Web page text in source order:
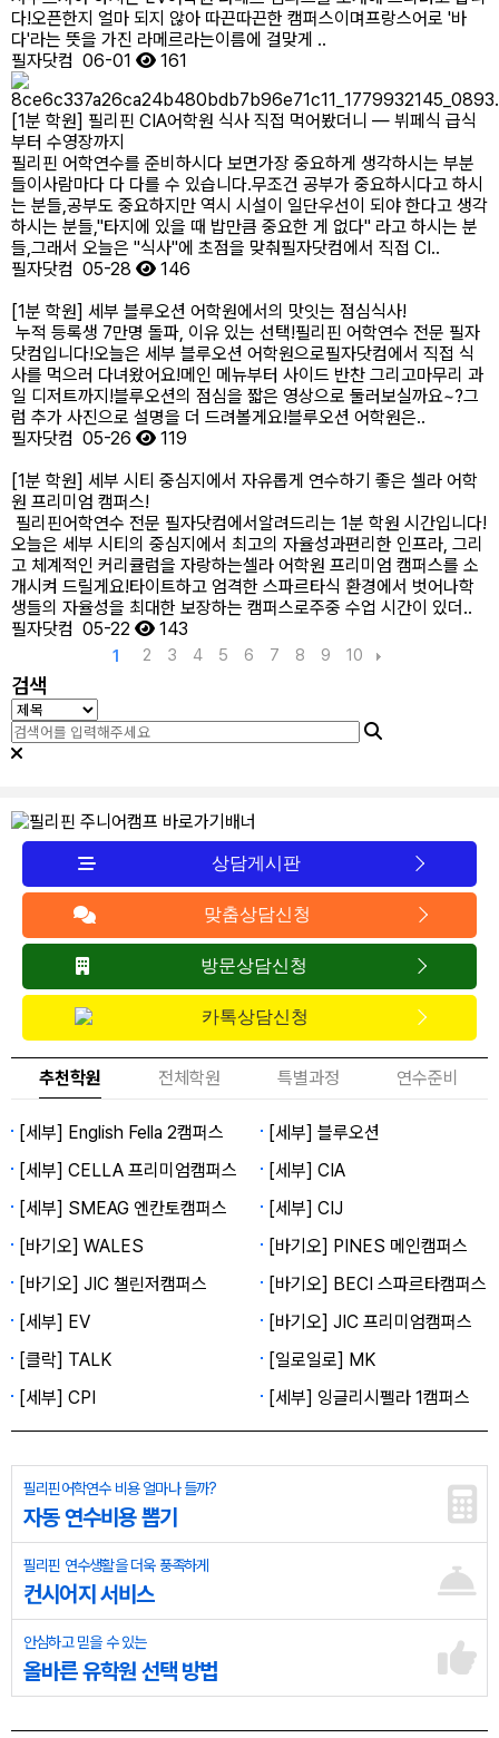
다!오픈한지 얼마 되지 않아 따끈따끈한 캠퍼스이며프랑스어로 '바
다'라는 뜻을 가진 라메르라는이름에 걸맞게 ..
필자닷컴 06-01 161
[1분 학원] 필리핀 CIA어학원 식사 직접 먹어봤더니 — 뷔페식 급식
부터 수영장까지
필리핀 어학연수를 준비하시다 보면가장 중요하게 생각하시는 부분
들이사람마다 다 다를 수 있습니다.무조건 공부가 중요하시다고 하시
는 분들,공부도 중요하지만 역시 시설이 일단우선이 되야 한다고 생각
하시는 분들,"타지에 있을 때 밥만큼 중요한 게 없다" 라고 하시는 분
들,그래서 오늘은 "식사"에 초점을 맞춰필자닷컴에서 직접 CI..
필자닷컴 05-28
146
[1분 학원] 세부 블루오션 어학원에서의 맛잇는 점심식사!
누적 등록생 7만명 돌파, 이유 있는 선택!필리핀 어학연수 전문 필자
닷컴입니다!오늘은 세부 블루오션 어학원으로필자닷컴에서 직접 식
사를 먹으러 다녀왔어요!메인 메뉴부터 사이드 반찬 그리고마무리 과
일 디저트까지!블루오션의 점심을 짧은 영상으로 둘러보실까요~?그
럼 추가 사진으로 설명을 더 드려볼게요!블루오션 어학원은..
필자닷컴 05-26
119
[1분 학원] 세부 시티 중심지에서 자유롭게 연수하기 좋은 셀라 어학
원 프리미엄 캠퍼스!
필리핀어학연수 전문 필자닷컴에서알려드리는 1분 학원 시간입니다!
오늘은 세부 시티의 중심지에서 최고의 자율성과편리한 인프라, 그리
고 체계적인 커리큘럼을 자랑하는셀라 어학원 프리미엄 캠퍼스를 소
개시켜 드릴게요!타이트하고 엄격한 스파르타식 환경에서 벗어나학
생들의 자율성을 최대한 보장하는 캠퍼스로주중 수업 시간이 있더..
필자닷컴 05-22 143
1 2 3 4 5 6 7 8 9 10
검색
상담게시판
맞춤상담신청
방문상담신청
카톡상담신청
추천학원 전체학원 특별과정 연수준비
[세부] English Fella 2캠퍼스
[세부] 블루오션
[세부] CELLA 프리미엄캠퍼스
[세부] CIA
[세부] SMEAG 엔칸토캠퍼스
[세부] CIJ
[바기오] WALES
[바기오] PINES 메인캠퍼스
[바기오] JIC 챌린저캠퍼스
[바기오] BECI 스파르타캠퍼스
[세부] EV
[바기오] JIC 프리미엄캠퍼스
[클락] TALK
[일로일로] MK
[세부] CPI
[세부] 잉글리시펠라 1캠퍼스
필리핀어학연수 비용 얼마나 들까?
자동 연수비용 뽑기
필리핀 연수생활을 더욱 풍족하게
컨시어지 서비스
안심하고 믿을 수 있는
올바른 유학원 선택 방법